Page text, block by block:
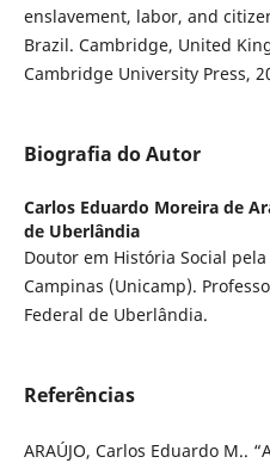
enslavement, labor, and
Brazil. Cambridge, United
Cambridge University Press,
Biografia do Autor
Carlos Eduardo Moreira de
de Uberlândia
Doutor em História Social
Campinas (Unicamp).
Federal de Uberlândia.
Referências
ARAÚJO, Carlos Eduardo M..